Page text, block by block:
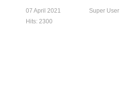
07 April 2021 Super User
Hits: 2300